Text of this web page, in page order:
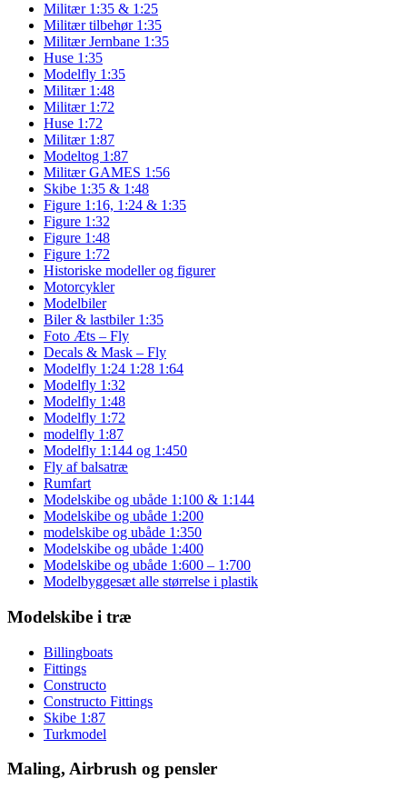
Militær 1:35 & 1:25
Militær tilbehør 1:35
Militær Jernbane 1:35
Huse 1:35
Modelfly 1:35
Militær 1:48
Militær 1:72
Huse 1:72
Militær 1:87
Modeltog 1:87
Militær GAMES 1:56
Skibe 1:35 & 1:48
Figure 1:16, 1:24 & 1:35
Figure 1:32
Figure 1:48
Figure 1:72
Historiske modeller og figurer
Motorcykler
Modelbiler
Biler & lastbiler 1:35
Foto Æts – Fly
Decals & Mask – Fly
Modelfly 1:24 1:28 1:64
Modelfly 1:32
Modelfly 1:48
Modelfly 1:72
modelfly 1:87
Modelfly 1:144 og 1:450
Fly af balsatræ
Rumfart
Modelskibe og ubåde 1:100 & 1:144
Modelskibe og ubåde 1:200
modelskibe og ubåde 1:350
Modelskibe og ubåde 1:400
Modelskibe og ubåde 1:600 – 1:700
Modelbyggesæt alle størrelse i plastik
Modelskibe i træ
Billingboats
Fittings
Constructo
Constructo Fittings
Skibe 1:87
Turkmodel
Maling, Airbrush og pensler